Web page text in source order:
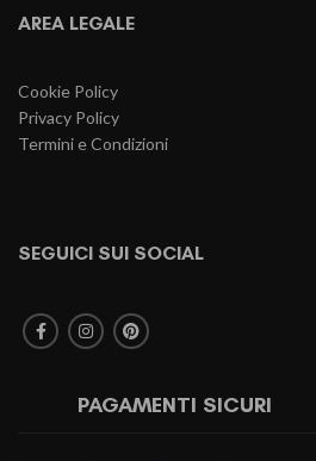
AREA LEGALE
Cookie Policy
Privacy Policy
Termini e Condizioni
SEGUICI SUI SOCIAL
PAGAMENTI SICURI